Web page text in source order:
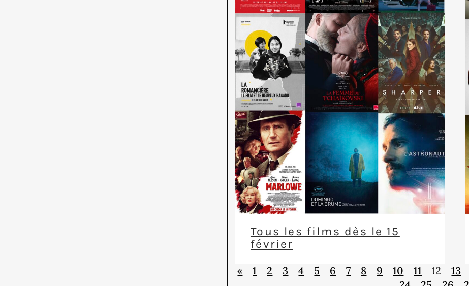
Tous les films dès le 15
février
« 1 2 3 4 5 6 7 8 9 10 11 12 13